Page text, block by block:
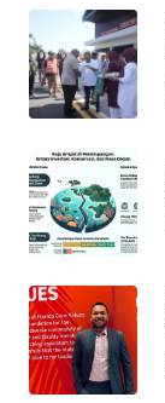
HEALTH
WAHANA
DESA
LAPAK
WAHANA
Wahana
Network
KONSUMEN
LISTRIK